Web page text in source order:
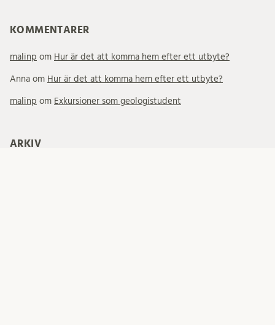
KOMMENTARER
malinp om Hur är det att komma hem efter ett utbyte?
Anna om Hur är det att komma hem efter ett utbyte?
malinp om Exkursioner som geologistudent
ARKIV